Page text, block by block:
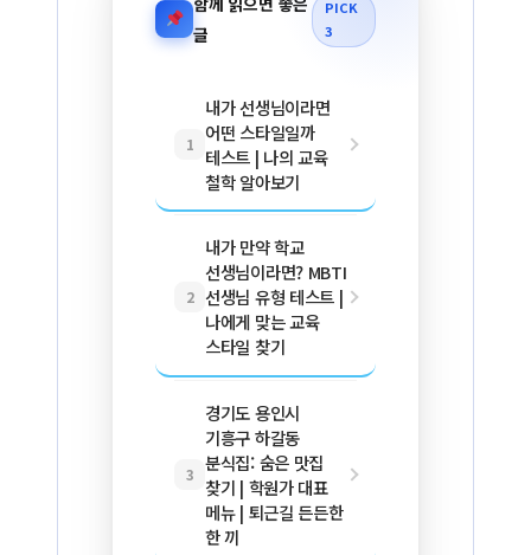
글
PICK
3
1
내가 선생님이라면
어떤 스타일일까
테스트 | 나의 교육
철학 알아보기
2
내가 만약 학교
선생님이라면? MBTI
선생님 유형 테스트 |
나에게 맞는 교육
스타일 찾기
3
경기도 용인시
기흥구 하갈동
분식집: 숨은 맛집
찾기 | 학원가 대표
메뉴 | 퇴근길 든든한
한 끼